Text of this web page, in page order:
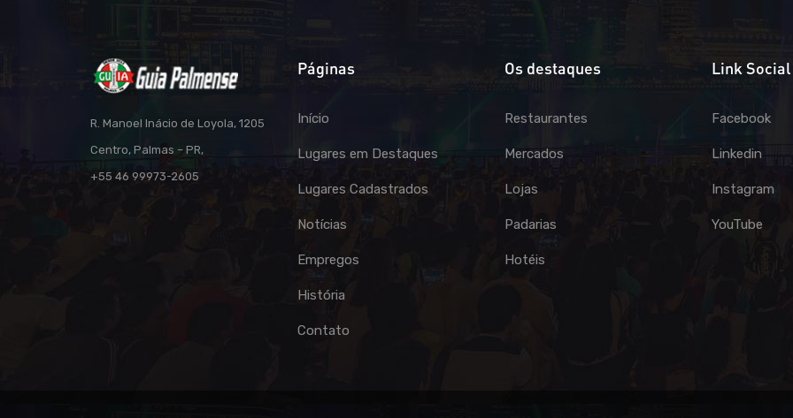
R. Manoel Inácio de Loyola, 1205
Centro, Palmas – PR,
+55 46 99973-2605
Páginas
Início
Lugares em Destaques
Lugares Cadastrados
Notícias
Empregos
História
Contato
Os destaques
Restaurantes
Mercados
Lojas
Padarias
Hotéis
Link Social
Facebook
Linkedin
Instagram
YouTube